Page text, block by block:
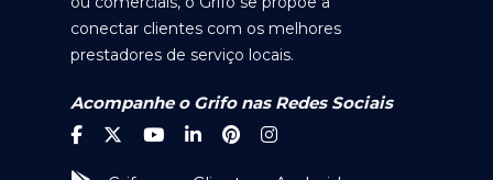
conectar clientes com os melhores
prestadores de serviço locais.
Acompanhe o Grifo nas Redes Sociais